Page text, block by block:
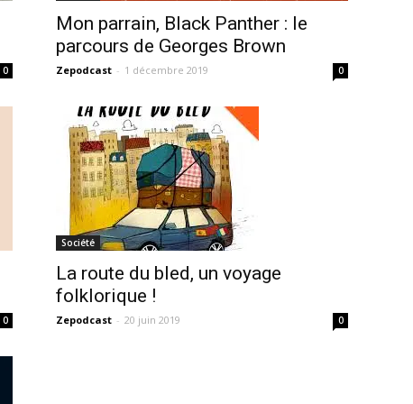
0
Mon parrain, Black Panther : le
parcours de Georges Brown
Zepodcast - 1 décembre 2019 0
0
Société
La route du bled, un voyage
folklorique !
Zepodcast - 20 juin 2019 0